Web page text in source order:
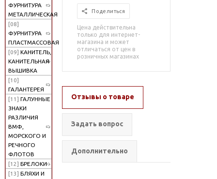
ФУРНИТУРА
МЕТАЛЛИЧЕСКАЯ
[08]
ФУРНИТУРА
ПЛАСТМАССОВАЯ
[09] КАНИТЕЛЬ,
КАНИТЕЛЬНАЯ
ВЫШИВКА
[10]
ГАЛАНТЕРЕЯ
[11] ГАЛУННЫЕ
ЗНАКИ
РАЗЛИЧИЯ
ВМФ,
МОРСКОГО И
РЕЧНОГО
ФЛОТОВ
[12] БРЕЛОКИ
[13] БЛЯХИ И
Поделиться
Цена действительна
только для интернет-
магазина и может
отличаться от цен в
розничных магазинах
Отзывы о товаре
Задать вопрос
Дополнительно